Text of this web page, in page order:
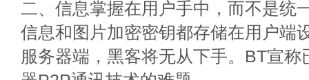
二、信息掌握在用户手中，而不是统
信息和图片加密密钥都存储在用户端
服务器端，黑客将无从下手。BT宣称